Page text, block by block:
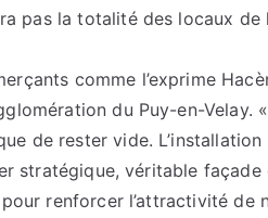
pas la totalité des locaux
comme l’exprime
du Puy-en-Velay.
de rester vide. L’installation
stratégique, véritable façade
renforcer l’attractivité de